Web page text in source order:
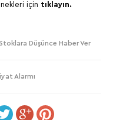
için tıklayın.
Düşünce Haber Ver
Alarmı